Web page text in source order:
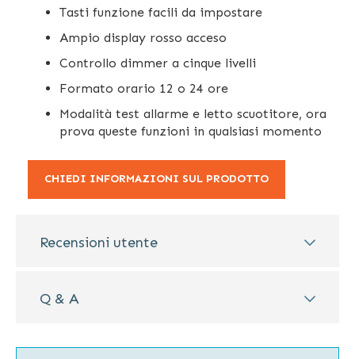
Tasti funzione facili da impostare
Ampio display rosso acceso
Controllo dimmer a cinque livelli
Formato orario 12 o 24 ore
Modalità test allarme e letto scuotitore, ora
prova queste funzioni in qualsiasi momento
CHIEDI INFORMAZIONI SUL PRODOTTO
Recensioni utente
Q & A